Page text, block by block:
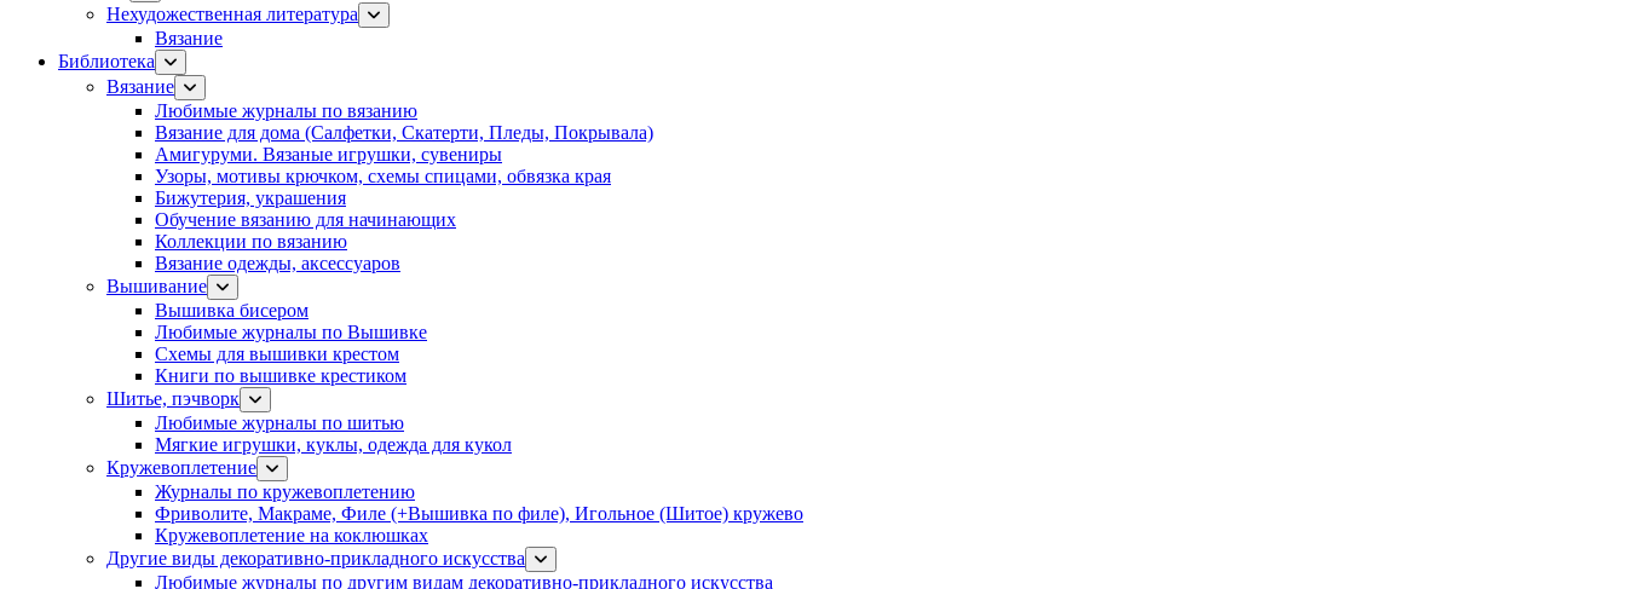
Нехудожественная литература
Вязание
Библиотека
Вязание
Любимые журналы по вязанию
Вязание для дома (Салфетки, Скатерти, Пледы, Покрывала)
Амигуруми. Вязаные игрушки, сувениры
Узоры, мотивы крючком, схемы спицами, обвязка края
Бижутерия, украшения
Обучение вязанию для начинающих
Коллекции по вязанию
Вязание одежды, аксессуаров
Вышивание
Вышивка бисером
Любимые журналы по Вышивке
Схемы для вышивки крестом
Книги по вышивке крестиком
Шитье, пэчворк
Любимые журналы по шитью
Мягкие игрушки, куклы, одежда для кукол
Кружевоплетение
Журналы по кружевоплетению
Фриволите, Макраме, Филе (+Вышивка по филе), Игольное (Шитое) кружево
Кружевоплетение на коклюшках
Другие виды декоративно-прикладного искусства
Любимые журналы по другим видам декоративно-прикладного искусства